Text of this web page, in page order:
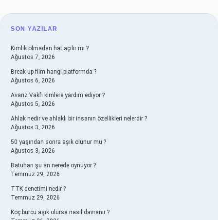
SIDEBAR
SON YAZILAR
Kimlik olmadan hat açılır mı ?
Ağustos 7, 2026
Break up film hangi platformda ?
Ağustos 6, 2026
Avarız Vakfı kimlere yardım ediyor ?
Ağustos 5, 2026
Ahlak nedir ve ahlaklı bir insanın özellikleri nelerdir ?
Ağustos 3, 2026
50 yaşından sonra aşık olunur mu ?
Ağustos 3, 2026
Batuhan şu an nerede oynuyor ?
Temmuz 29, 2026
TTK denetimi nedir ?
Temmuz 29, 2026
Koç burcu aşık olursa nasıl davranır ?